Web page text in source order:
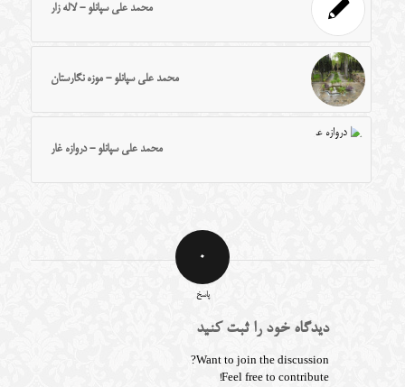
محمد علی سپانلو - لاله زار
محمد علی سپانلو - موزه نگارستان
محمد علی سپانلو - دروازه غار
0
پاسخ
دیدگاه خود را ثبت کنید
Want to join the discussion?
Feel free to contribute!